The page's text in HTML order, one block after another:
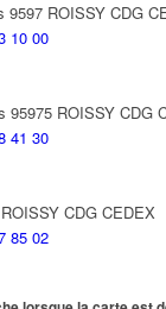
9597 ROISSY CDG
10 00
95975 ROISSY CDG
41 30
CDG CEDEX
85 02